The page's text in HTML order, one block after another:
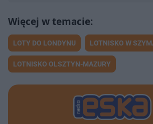
LOTY DO LONDYNU LOTNISKO W
LOTNISKO OLSZTYN-MAZURY